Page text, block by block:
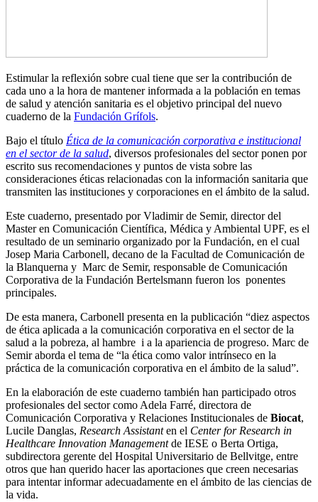
Estimular la reflexión sobre cual tiene que ser la contribución de
cada uno a la hora de mantener informada a la población en temas
de salud y atención sanitaria es el objetivo principal del nuevo
cuaderno de la Fundación Grífols.
Bajo el título Ética de la comunicación corporativa e institucional
en el sector de la salud, diversos profesionales del sector ponen por
escrito sus recomendaciones y puntos de vista sobre las
consideraciones éticas relacionadas con la información sanitaria que
transmiten las instituciones y corporaciones en el ámbito de la salud.
Este cuaderno, presentado por Vladimir de Semir, director del
Master en Comunicación Científica, Médica y Ambiental UPF, es el
resultado de un seminario organizado por la Fundación, en el cual
Josep Maria Carbonell, decano de la Facultad de Comunicación de
la Blanquerna y Marc de Semir, responsable de Comunicación
Corporativa de la Fundación Bertelsmann fueron los ponentes
principales.
De esta manera, Carbonell presenta en la publicación “diez aspectos
de ética aplicada a la comunicación corporativa en el sector de la
salud a la pobreza, al hambre i a la apariencia de progreso. Marc de
Semir aborda el tema de “la ética como valor intrínseco en la
práctica de la comunicación corporativa en el ámbito de la salud”.
En la elaboración de este cuaderno también han participado otros
profesionales del sector como Adela Farré, directora de
Comunicación Corporativa y Relaciones Institucionales de Biocat,
Lucile Danglas, Research Assistanten el Center for Research in
Healthcare Innovation Management de IESE o Berta Ortiga,
subdirectora gerente del Hospital Universitario de Bellvitge, entre
otros que han querido hacer las aportaciones que creen necesarias
para intentar informar adecuadamente en el ámbito de las ciencias de
la vida.